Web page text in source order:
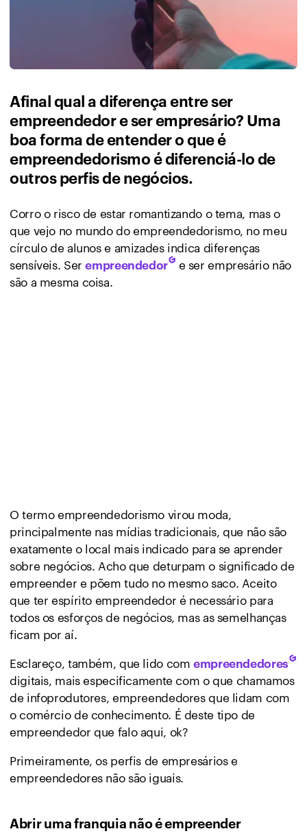
Afinal qual a diferença entre ser
empreendedor e ser empresário? Uma
boa forma de entender o que é
empreendedorismo é diferenciá-lo de
outros perfis de negócios.
Corro o risco de estar romantizando o tema, mas o
que vejo no mundo do empreendedorismo, no meu
círculo de alunos e amizades indica diferenças
sensíveis. Serempreendedor e ser empresário não
são a mesma coisa.
O termo empreendedorismo virou moda,
principalmente nas mídias tradicionais, que não são
exatamente o local mais indicado para se aprender
sobre negócios. Acho que deturpam o significado de
empreender e põem tudo no mesmo saco. Aceito
que ter espírito empreendedor é necessário para
todos os esforços de negócios, mas as semelhanças
ficam por aí.
Esclareço, também, que lido comempreendedores
digitais, mais especificamente com o que chamamos
de infoprodutores, empreendedores que lidam com
o comércio de conhecimento. É deste tipo de
empreendedor que falo aqui, ok?
Primeiramente, os perfis de empresários e
empreendedores não são iguais.
Abrir uma franquia não é empreender